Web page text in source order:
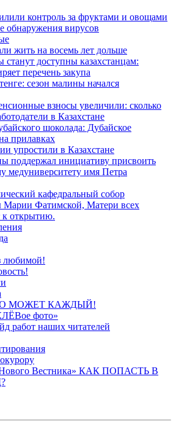
контроль за фруктами и овощами
обнаружения вирусов
жить на восемь лет дольше
станут доступны казахстанцам:
перечень закупа
сезон малины начался
взносы увеличили: сколько
в Казахстане
шоколада: Дубайское
прилавках
упростили в Казахстане
поддержал инициативу присвоить
медуниверситету имя Петра
кафедральный собор
Марии Фатимской, Матери всех
к открытию.
любимой!
МОЖЕТ КАЖДЫЙ!
фото»
работ наших читателей
Вестника» КАК ПОПАСТЬ В